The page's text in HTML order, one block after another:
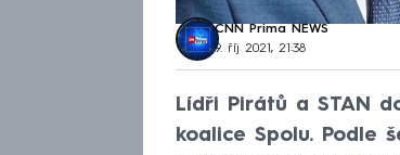
CNN Prima NEWS
9. říj 2021, 21:38
Lídři Pirátů a STAN
koalice Spolu. Podle